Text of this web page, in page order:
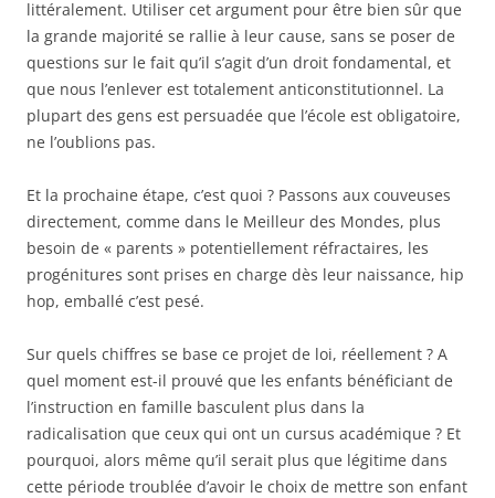
littéralement. Utiliser cet argument pour être bien sûr que
la grande majorité se rallie à leur cause, sans se poser de
questions sur le fait qu’il s’agit d’un droit fondamental, et
que nous l’enlever est totalement anticonstitutionnel. La
plupart des gens est persuadée que l’école est obligatoire,
ne l’oublions pas.
Et la prochaine étape, c’est quoi ? Passons aux couveuses
directement, comme dans le Meilleur des Mondes, plus
besoin de « parents » potentiellement réfractaires, les
progénitures sont prises en charge dès leur naissance, hip
hop, emballé c’est pesé.
Sur quels chiffres se base ce projet de loi, réellement ? A
quel moment est-il prouvé que les enfants bénéficiant de
l’instruction en famille basculent plus dans la
radicalisation que ceux qui ont un cursus académique ? Et
pourquoi, alors même qu’il serait plus que légitime dans
cette période troublée d’avoir le choix de mettre son enfant